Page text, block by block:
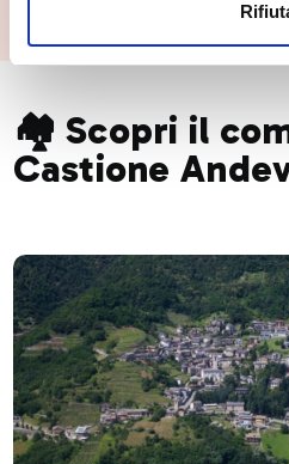
🏘️ Scopri il
Castione